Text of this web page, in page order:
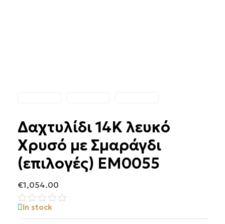
Δαχτυλίδι 14Κ λευκό
Χρυσό με Σμαράγδι
(επιλογές) ΕΜ0055
€1,054.00
Βαθμολογήθηκε
με
In stock